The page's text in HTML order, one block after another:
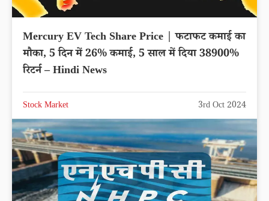
Mercury EV Tech Share Price | फटाफट कमाई का
मौका, 5 दिन में 26% कमाई, 5 साल में दिया 38900%
रिटर्न – Hindi News
Stock Market 3rd Oct 2024